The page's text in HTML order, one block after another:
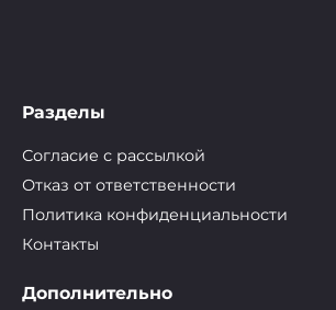
Разделы
Согласие с рассылкой
Отказ от ответственности
Политика конфиденциальности
Контакты
Дополнительно